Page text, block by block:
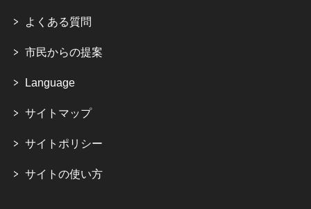
よくある質問
市民からの提案
Language
サイトマップ
サイトポリシー
サイトの使い方